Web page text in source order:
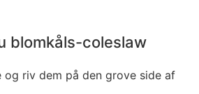
blomkåls-coleslaw
riv dem på den grove side af